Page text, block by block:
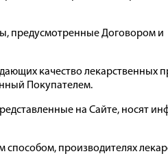
предусмотренные Договором и
качество лекарственных
Покупателем.
на Сайте, носят
производителях